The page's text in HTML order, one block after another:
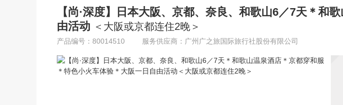
【尚·深度】日本大阪、京都、奈良、和歌山6／7天＊和
由活动 ＜大阪或京都连住2晚＞
产品编号：80014510 服务供应商：广州广之旅国际旅行社股份有限公司